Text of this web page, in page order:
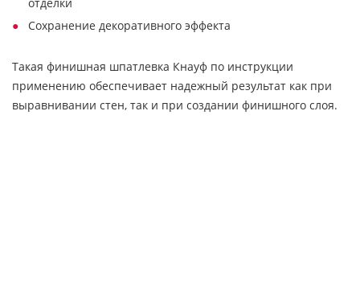
Сохранение декоративного эффекта
Такая финишная шпатлевка Кнауф по инструкции
применению обеспечивает надежный результат как при
выравнивании стен, так и при создании финишного слоя.